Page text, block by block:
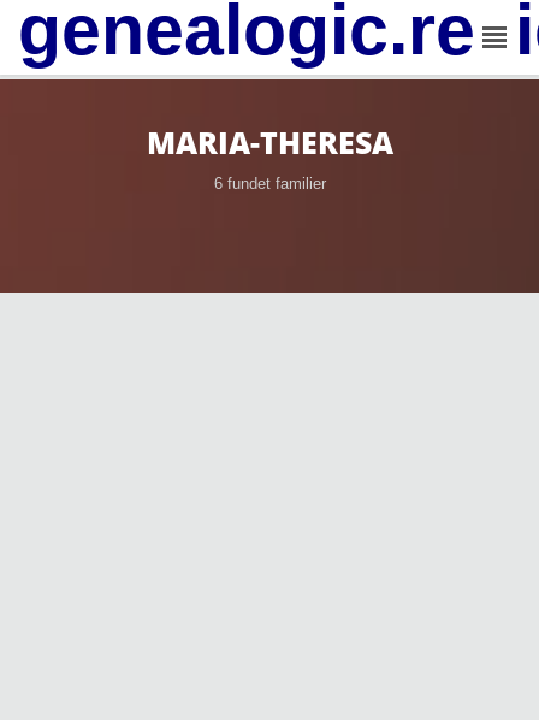
MARIA-THERESA
6 fundet familier